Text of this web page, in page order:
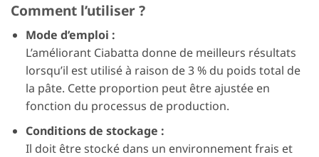
Comment l’utiliser ?
Mode d’emploi :
L’améliorant Ciabatta donne de meilleurs résultats
lorsqu’il est utilisé à raison de 3 % du poids total de
la pâte. Cette proportion peut être ajustée en
fonction du processus de production.
Conditions de stockage :
Il doit être stocké dans un environnement frais et